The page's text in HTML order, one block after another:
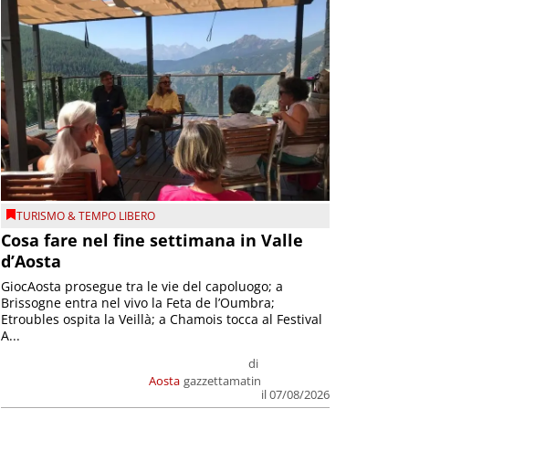
TURISMO & TEMPO LIBERO
Cosa fare nel fine settimana in Valle
d’Aosta
Aosta
di
gazzettamatin
il 07/08/2026
GiocAosta prosegue tra le vie del capoluogo; a
Brissogne entra nel vivo la Feta de l’Oumbra;
Etroubles ospita la Veillà; a Chamois tocca al Festival
A...